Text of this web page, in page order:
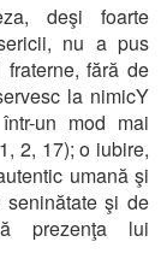
deşi foarte
nu a pus
fără de
la nimicY
un mod mai
2, 17); o iubire,
umană şi
şi de
prezenţa lui